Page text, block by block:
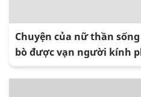
Chuyện của nữ thần
bò được vạn người kính